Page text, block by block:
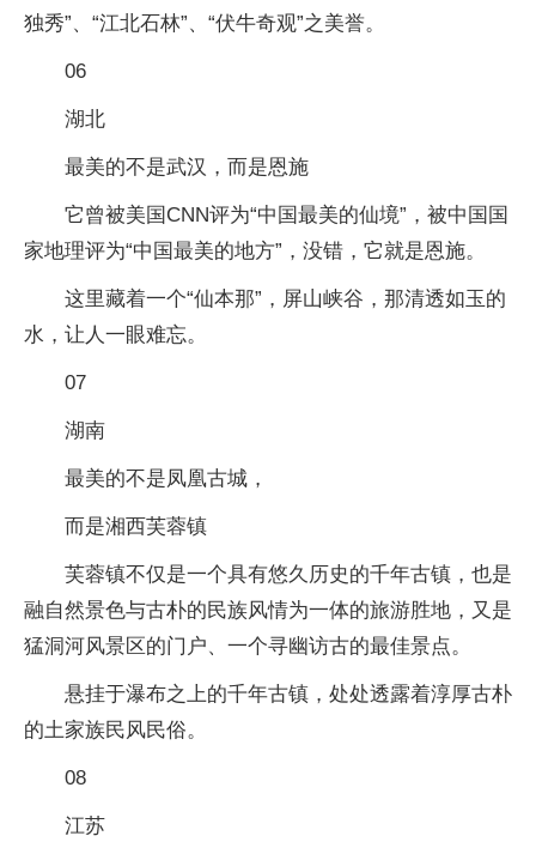
独秀”、“江北石林”、“伏牛奇观”之美誉。
06
湖北
最美的不是武汉，而是恩施
它曾被美国CNN评为“中国最美的仙境”，被中国国
家地理评为“中国最美的地方”，没错，它就是恩施。
这里藏着一个“仙本那”，屏山峡谷，那清透如玉的
水，让人一眼难忘。
07
湖南
最美的不是凤凰古城，
而是湘西芙蓉镇
芙蓉镇不仅是一个具有悠久历史的千年古镇，也是
融自然景色与古朴的民族风情为一体的旅游胜地，又是
猛洞河风景区的门户、一个寻幽访古的最佳景点。
悬挂于瀑布之上的千年古镇，处处透露着淳厚古朴
的土家族民风民俗。
08
江苏